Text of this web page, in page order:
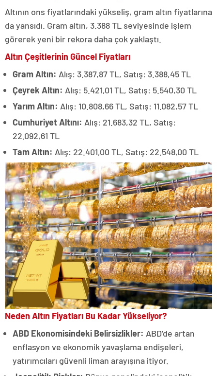
Altının ons fiyatlarındaki yükseliş, gram altın fiyatlarına
da yansıdı. Gram altın, 3.388 TL seviyesinde işlem
görerek yeni bir rekora daha çok yaklaştı.
Altın Çeşitlerinin Güncel Fiyatları
Gram Altın: Alış: 3.387,87 TL, Satış: 3.388,45 TL
Çeyrek Altın: Alış: 5.421,01 TL, Satış: 5.540,30 TL
Yarım Altın: Alış: 10.808,66 TL, Satış: 11.082,57 TL
Cumhuriyet Altını: Alış: 21.683,32 TL, Satış:
22.092,61 TL
Tam Altın: Alış: 22.401,00 TL, Satış: 22.548,00 TL
Neden Altın Fiyatları Bu Kadar Yükseliyor?
ABD Ekonomisindeki Belirsizlikler: ABD’de artan
enflasyon ve ekonomik yavaşlama endişeleri,
yatırımcıları güvenli liman arayışına itiyor.